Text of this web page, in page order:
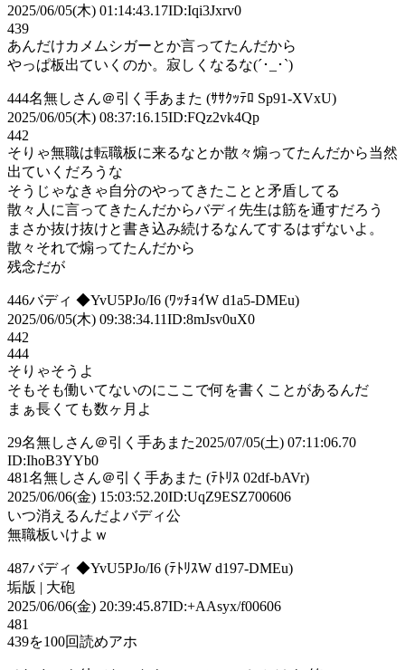
2025/06/05(木) 01:14:43.17ID:Iqi3Jxrv0
439
あんだけカメムシガーとか言ってたんだから
やっぱ板出ていくのか。寂しくなるな(´･_･`)
444名無しさん＠引く手あまた (ｻｻｸｯﾃﾛ Sp91-XVxU)
2025/06/05(木) 08:37:16.15ID:FQz2vk4Qp
442
そりゃ無職は転職板に来るなとか散々煽ってたんだから当然
出ていくだろうな
そうじゃなきゃ自分のやってきたことと矛盾してる
散々人に言ってきたんだからバディ先生は筋を通すだろう
まさか抜け抜けと書き込み続けるなんてするはずないよ。
散々それで煽ってたんだから
残念だが
446バディ ◆YvU5PJo/I6 (ﾜｯﾁｮｲW d1a5-DMEu)
2025/06/05(木) 09:38:34.11ID:8mJsv0uX0
442
444
そりゃそうよ
そもそも働いてないのにここで何を書くことがあるんだ
まぁ長くても数ヶ月よ
29名無しさん＠引く手あまた2025/07/05(土) 07:11:06.70
ID:IhoB3YYb0
481名無しさん＠引く手あまた (ﾃﾄﾘｽ 02df-bAVr)
2025/06/06(金) 15:03:52.20ID:UqZ9ESZ700606
いつ消えるんだよバディ公
無職板いけよｗ
487バディ ◆YvU5PJo/I6 (ﾃﾄﾘｽW d197-DMEu)
垢版 | 大砲
2025/06/06(金) 20:39:45.87ID:+AAsyx/f00606
481
439を100回読めアホ